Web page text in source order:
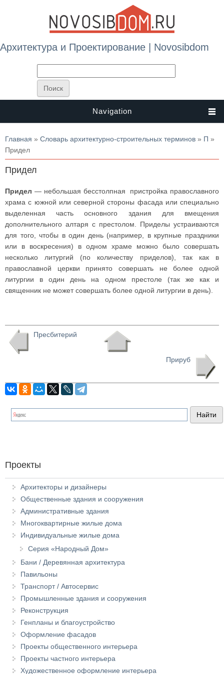
Архитектура и Проектирование | Novosibdom
Navigation
Вы здесь
Главная » Словарь архитектурно-строительных терминов » П »
Придел
Придел
Придел — небольшая бесстолпная пристройка православного
храма с южной или северной стороны фасада или специально
выделенная часть основного здания для вмещения
дополнительного алтаря с престолом. Приделы устраиваются
для того, чтобы в один день (например, в крупные праздники
или в воскресения) в одном храме можно было совершать
несколько литургий (по количеству приделов), так как в
православной церкви принято совершать не более одной
литургии в один день на одном престоле (так же как и
священник не может совершать более одной литургии в день).
Пресбитерий
Прируб
Проекты
Архитекторы и дизайнеры
Общественные здания и сооружения
Административные здания
Многоквартирные жилые дома
Индивидуальные жилые дома
Серия «Народный Дом»
Бани / Деревянная архитектура
Павильоны
Транспорт / Автосервис
Промышленные здания и сооружения
Реконструкция
Генпланы и благоустройство
Оформление фасадов
Проекты общественного интерьера
Проекты частного интерьера
Художественное оформление интерьера